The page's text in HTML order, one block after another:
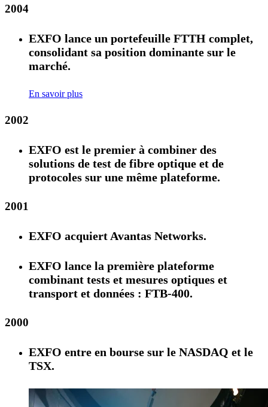
2004
EXFO lance un portefeuille FTTH complet,
consolidant sa position dominante sur le
marché.
En savoir plus
2002
EXFO est le premier à combiner des
solutions de test de fibre optique et de
protocoles sur une même plateforme.
2001
EXFO acquiert Avantas Networks.
EXFO lance la première plateforme
combinant tests et mesures optiques et
transport et données : FTB-400.
2000
EXFO entre en bourse sur le NASDAQ et le
TSX.